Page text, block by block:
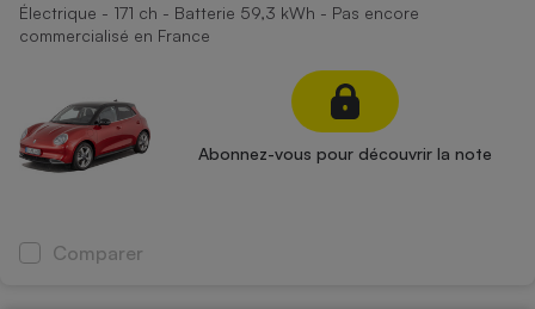
Électrique - 171 ch - Batterie 59,3 kWh - Pas encore
commercialisé en France
Abonnez-vous pour découvrir la note
Comparer